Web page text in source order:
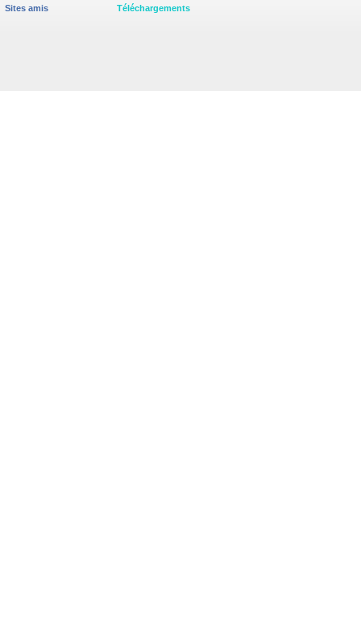
Sites amis
Téléchargements